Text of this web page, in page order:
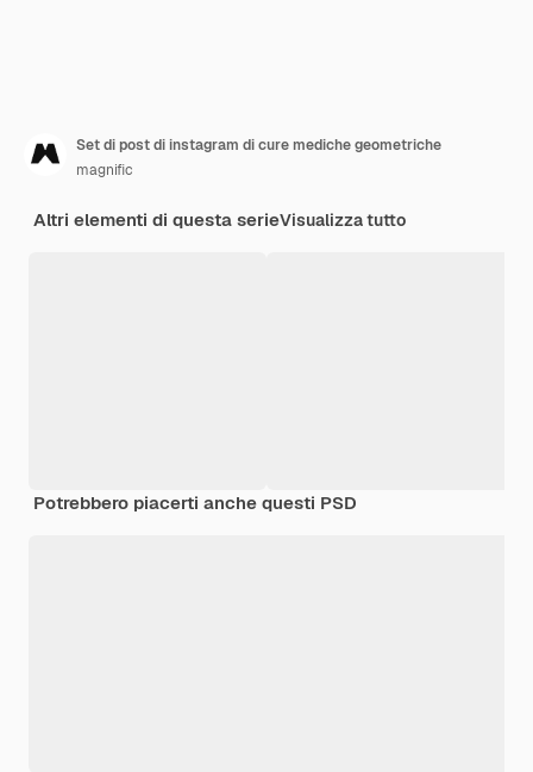
Set di post di instagram di cure mediche geometriche
magnific
Altri elementi di questa serieVisualizza tutto
Potrebbero piacerti anche questi PSD